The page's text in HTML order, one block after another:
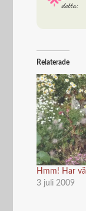
detta:
Relaterade
Hmm! Har
3 juli 2009